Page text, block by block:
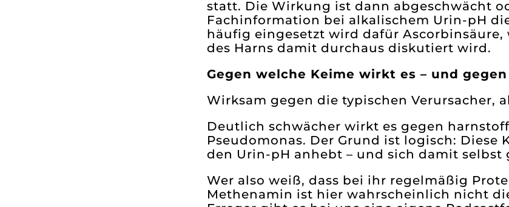
statt. Die Wirkung ist dann abgeschwächt
Fachinformation bei alkalischem Urin-pH
häufig eingesetzt wird dafür
des Harns damit durchaus diskutiert wird.
Gegen welche Keime wirkt es – und
Wirksam gegen die typischen Verursacher,
Deutlich schwächer wirkt es gegen
Pseudomonas. Der Grund ist logisch:
den Urin-pH anhebt – und sich damit
Wer also weiß, dass bei ihr regelmäßig
Methenamin ist hier wahrscheinlich nicht